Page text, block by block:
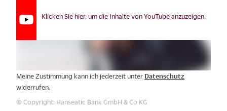
Klicken Sie hier, um die Inhalte von YouTube anzuzeigen.
Meine Zustimmung kann ich jederzeit unter Datenschutz
widerrufen.
© Copyright: Hanseatic Bank GmbH & Co KG